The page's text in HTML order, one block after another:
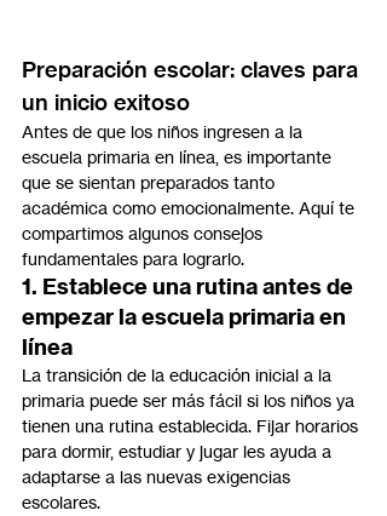
Preparación escolar: claves para
un inicio exitoso
Antes de que los niños ingresen a la
escuela primaria en línea, es importante
que se sientan preparados tanto
académica como emocionalmente. Aquí te
compartimos algunos consejos
fundamentales para lograrlo.
1. Establece una rutina antes de
empezar la escuela primaria en
línea
La transición de la educación inicial a la
primaria puede ser más fácil si los niños ya
tienen una rutina establecida. Fijar horarios
para dormir, estudiar y jugar les ayuda a
adaptarse a las nuevas exigencias
escolares.